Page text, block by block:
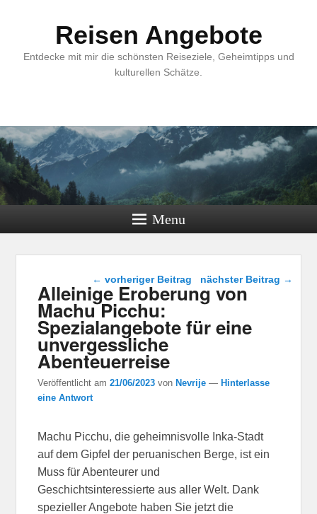
Reisen Angebote
Entdecke mit mir die schönsten Reiseziele, Geheimtipps und
kulturellen Schätze.
Menu
Beitragsnavigation
← vorheriger Beitrag nächster Beitrag →
Alleinige Eroberung von
Machu Picchu:
Spezialangebote für eine
unvergessliche
Abenteuerreise
Veröffentlicht am21/06/2023 vonNevrije —Hinterlasse
eine Antwort
Machu Picchu, die geheimnisvolle Inka-Stadt
auf dem Gipfel der peruanischen Berge, ist ein
Muss für Abenteurer und
Geschichtsinteressierte aus aller Welt. Dank
spezieller Angebote haben Sie jetzt die